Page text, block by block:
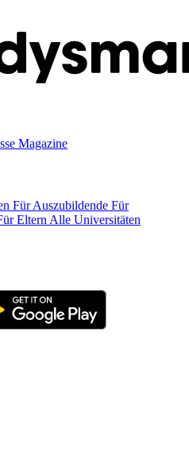
Magazine
Für Auszubildende Für
Eltern Alle Universitäten